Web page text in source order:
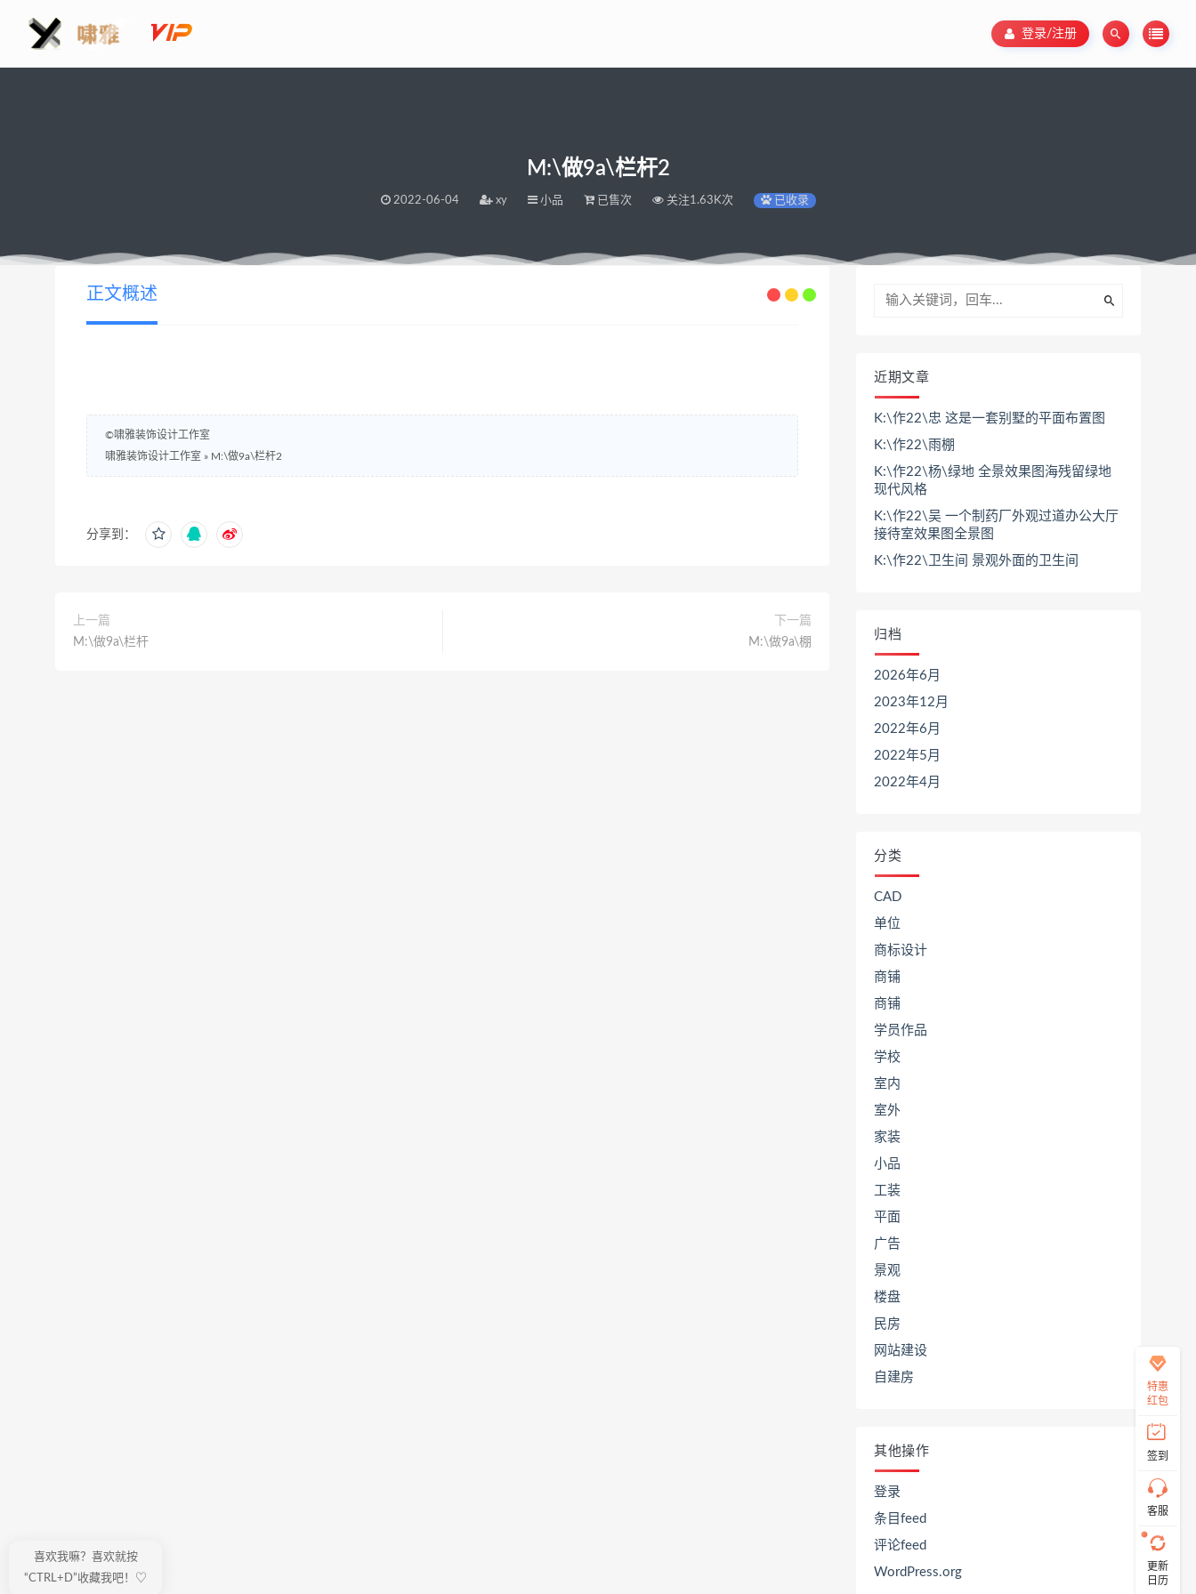
登录/注册
M:\做9a\栏杆2
2022-06-04 xy 小品 已售次 关注1.63K次 已收录
正文概述
©啸雅装饰设计工作室
啸雅装饰设计工作室 » M:\做9a\栏杆2
分享到：
上一篇
M:\做9a\栏杆
下一篇
M:\做9a\棚
近期文章
K:\作22\忠 这是一套别墅的平面布置图
K:\作22\雨棚
K:\作22\杨\绿地 全景效果图海残留绿地
现代风格
K:\作22\吴 一个制药厂外观过道办公大厅
接待室效果图全景图
K:\作22\卫生间 景观外面的卫生间
归档
2026年6月
2023年12月
2022年6月
2022年5月
2022年4月
分类
CAD
单位
商标设计
商铺
商铺
学员作品
学校
室内
室外
家装
小品
工装
平面
广告
景观
楼盘
民房
网站建设
自建房
其他操作
登录
条目feed
评论feed
WordPress.org
特惠
红包
签到
客服
接
说
出
您
的
求！
切
带
资
源
更新
日历
喜欢我嘛？喜欢就按
“CTRL+D”收藏我吧！♡